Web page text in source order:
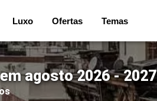
Luxo Ofertas Temas
agosto 2026 - 2027